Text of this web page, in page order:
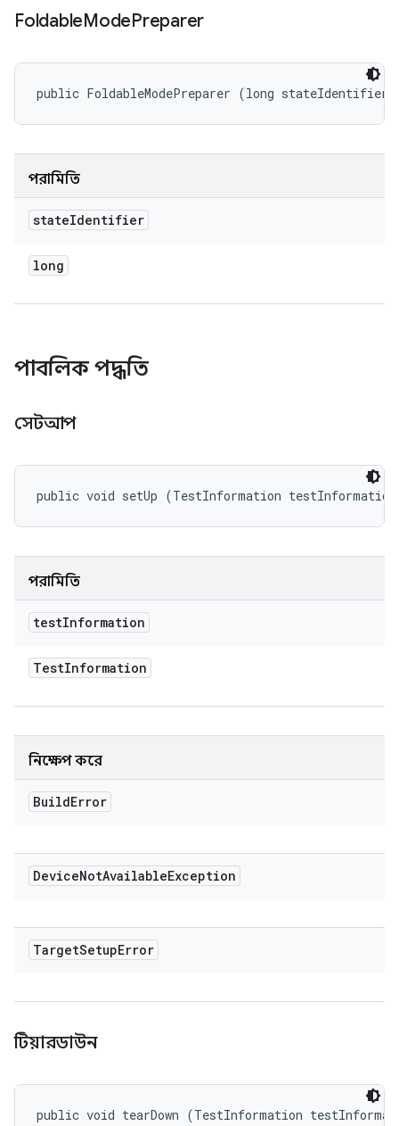
FoldableModePreparer
public FoldableModePreparer (long stateIdentifier)
পরামিতি
stateIdentifier
long
পাবলিক পদ্ধতি
সেটআপ
public void setUp (TestInformation
পরামিতি
testInformation
TestInformation
নিক্ষেপ করে
BuildError
DeviceNotAvailableException
TargetSetupError
টিয়ারডাউন
public void tearDown (TestInformation